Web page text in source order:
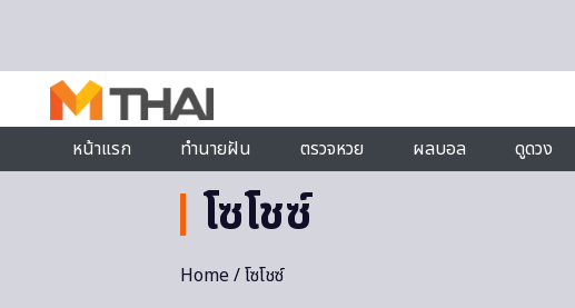
หน้าแรก
ทำนายฝัน ตรวจหวย ผลบอล ดูดวง
โซโชซ์
Home/ โซโชซ์